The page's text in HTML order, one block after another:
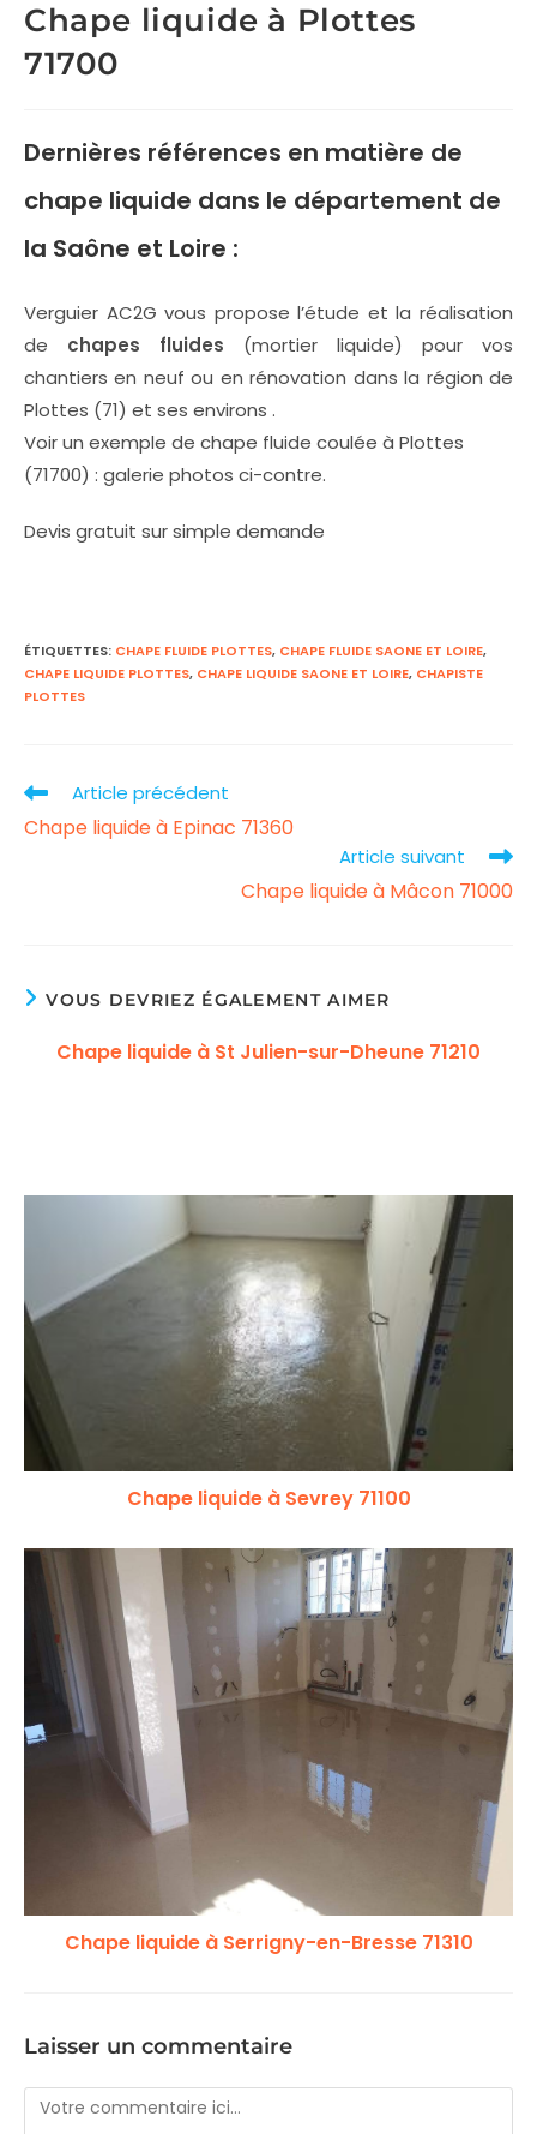
Chape liquide à Plottes
71700
Dernières références en matière de
chape liquide dans le département de
la Saône et Loire :
Verguier AC2G vous propose l’étude et la réalisation
de chapes fluides (mortier liquide) pour vos
chantiers en neuf ou en rénovation dans la région de
Plottes (71) et ses environs .
Voir un exemple de chape fluide coulée à Plottes
(71700) : galerie photos ci-contre.
Devis gratuit sur simple demande
ÉTIQUETTES: CHAPE FLUIDE PLOTTES, CHAPE FLUIDE SAONE ET LOIRE,
CHAPE LIQUIDE PLOTTES, CHAPE LIQUIDE SAONE ET LOIRE, CHAPISTE
PLOTTES
Read
more
Article précédent
Chape liquide à Epinac 71360
Article suivant
Chape liquide à Mâcon 71000
VOUS DEVRIEZ ÉGALEMENT AIMER
Chape liquide à St Julien-sur-Dheune 71210
Chape liquide à Sevrey 71100
Chape liquide à Serrigny-en-Bresse 71310
Laisser un commentaire
Comment